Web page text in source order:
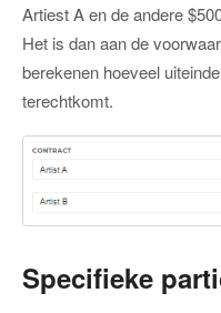
Artiest A en de andere
Het is dan aan de
berekenen hoeveel
terechtkomt.
Specifieke